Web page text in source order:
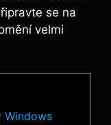
se na
velmi
Windows